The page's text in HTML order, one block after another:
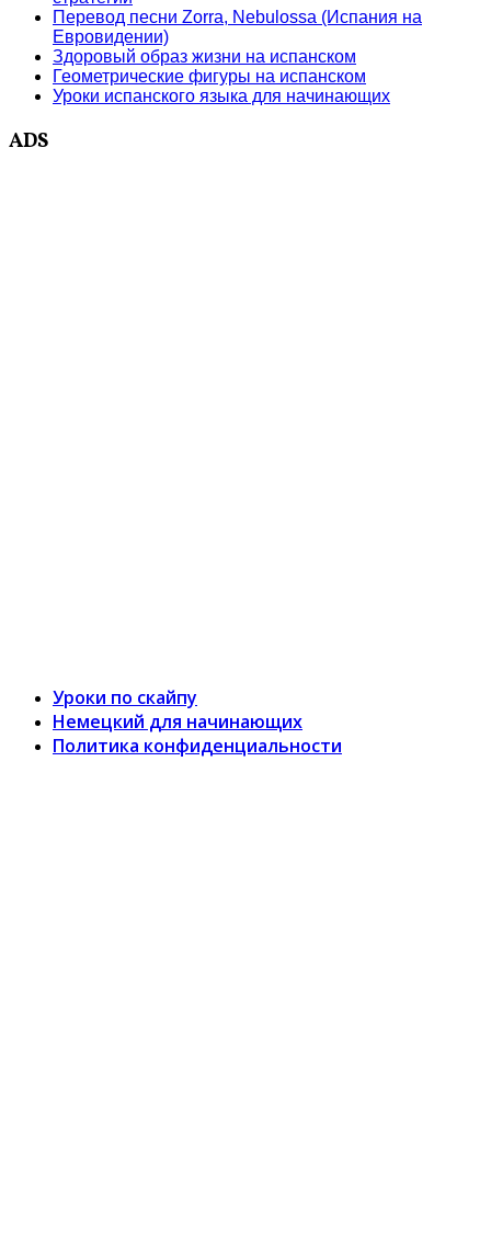
Перевод песни Zorra, Nebulossa (Испания на
Евровидении)
Здоровый образ жизни на испанском
Геометрические фигуры на испанском
Уроки испанского языка для начинающих
ADS
Уроки по скайпу
Немецкий для начинающих
Политика конфиденциальности